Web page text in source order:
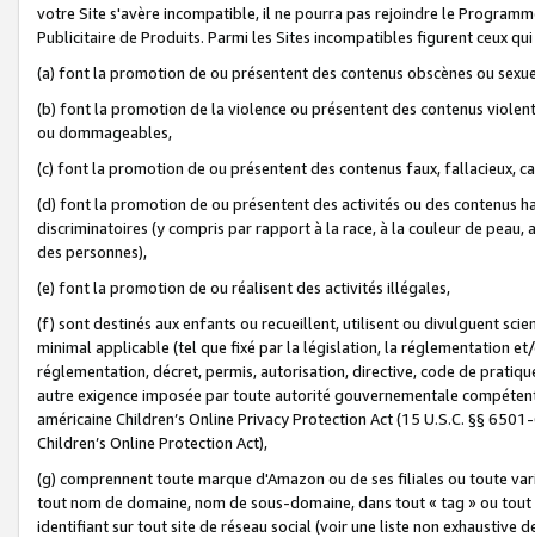
votre Site s'avère incompatible, il ne pourra pas rejoindre le
Publicitaire de Produits. Parmi les Sites incompatibles figurent ceux
(a) font la promotion de ou présentent des contenus obscènes ou
(b) font la promotion de la violence ou présentent des contenus
ou dommageables,
(c) font la promotion de ou présentent des contenus faux, fallacieux,
(d) font la promotion de ou présentent des activités ou des contenus
discriminatoires (y compris par rapport à la race, à la couleur de
des personnes),
(e) font la promotion de ou réalisent des activités illégales,
(f) sont destinés aux enfants ou recueillent, utilisent ou divulguent
minimal applicable (tel que fixé par la législation, la réglementation
réglementation, décret, permis, autorisation, directive, code de
autre exigence imposée par toute autorité gouvernementale
américaine Children’s Online Privacy Protection Act (15 U.S.C. §§
Children’s Online Protection Act),
(g) comprennent toute marque d'Amazon ou de ses filiales ou toute
tout nom de domaine, nom de sous-domaine, dans tout « tag » ou
identifiant sur tout site de réseau social (voir une liste non exhaustive